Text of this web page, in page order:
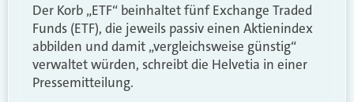
Der Korb „ETF“ beinhaltet fünf Exchange Traded
Funds (ETF), die jeweils passiv einen Aktienindex
abbilden und damit „vergleichsweise günstig“
verwaltet würden, schreibt die Helvetia in einer
Pressemitteilung.